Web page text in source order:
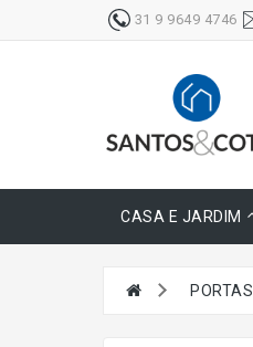
31 9 9649 4746
CASA E JARDIM
PORTAS